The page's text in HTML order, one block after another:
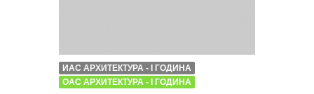
ИАС АРХИТЕКТУРА - I ГОДИНА
ОАС АРХИТЕКТУРА - I ГОДИНА